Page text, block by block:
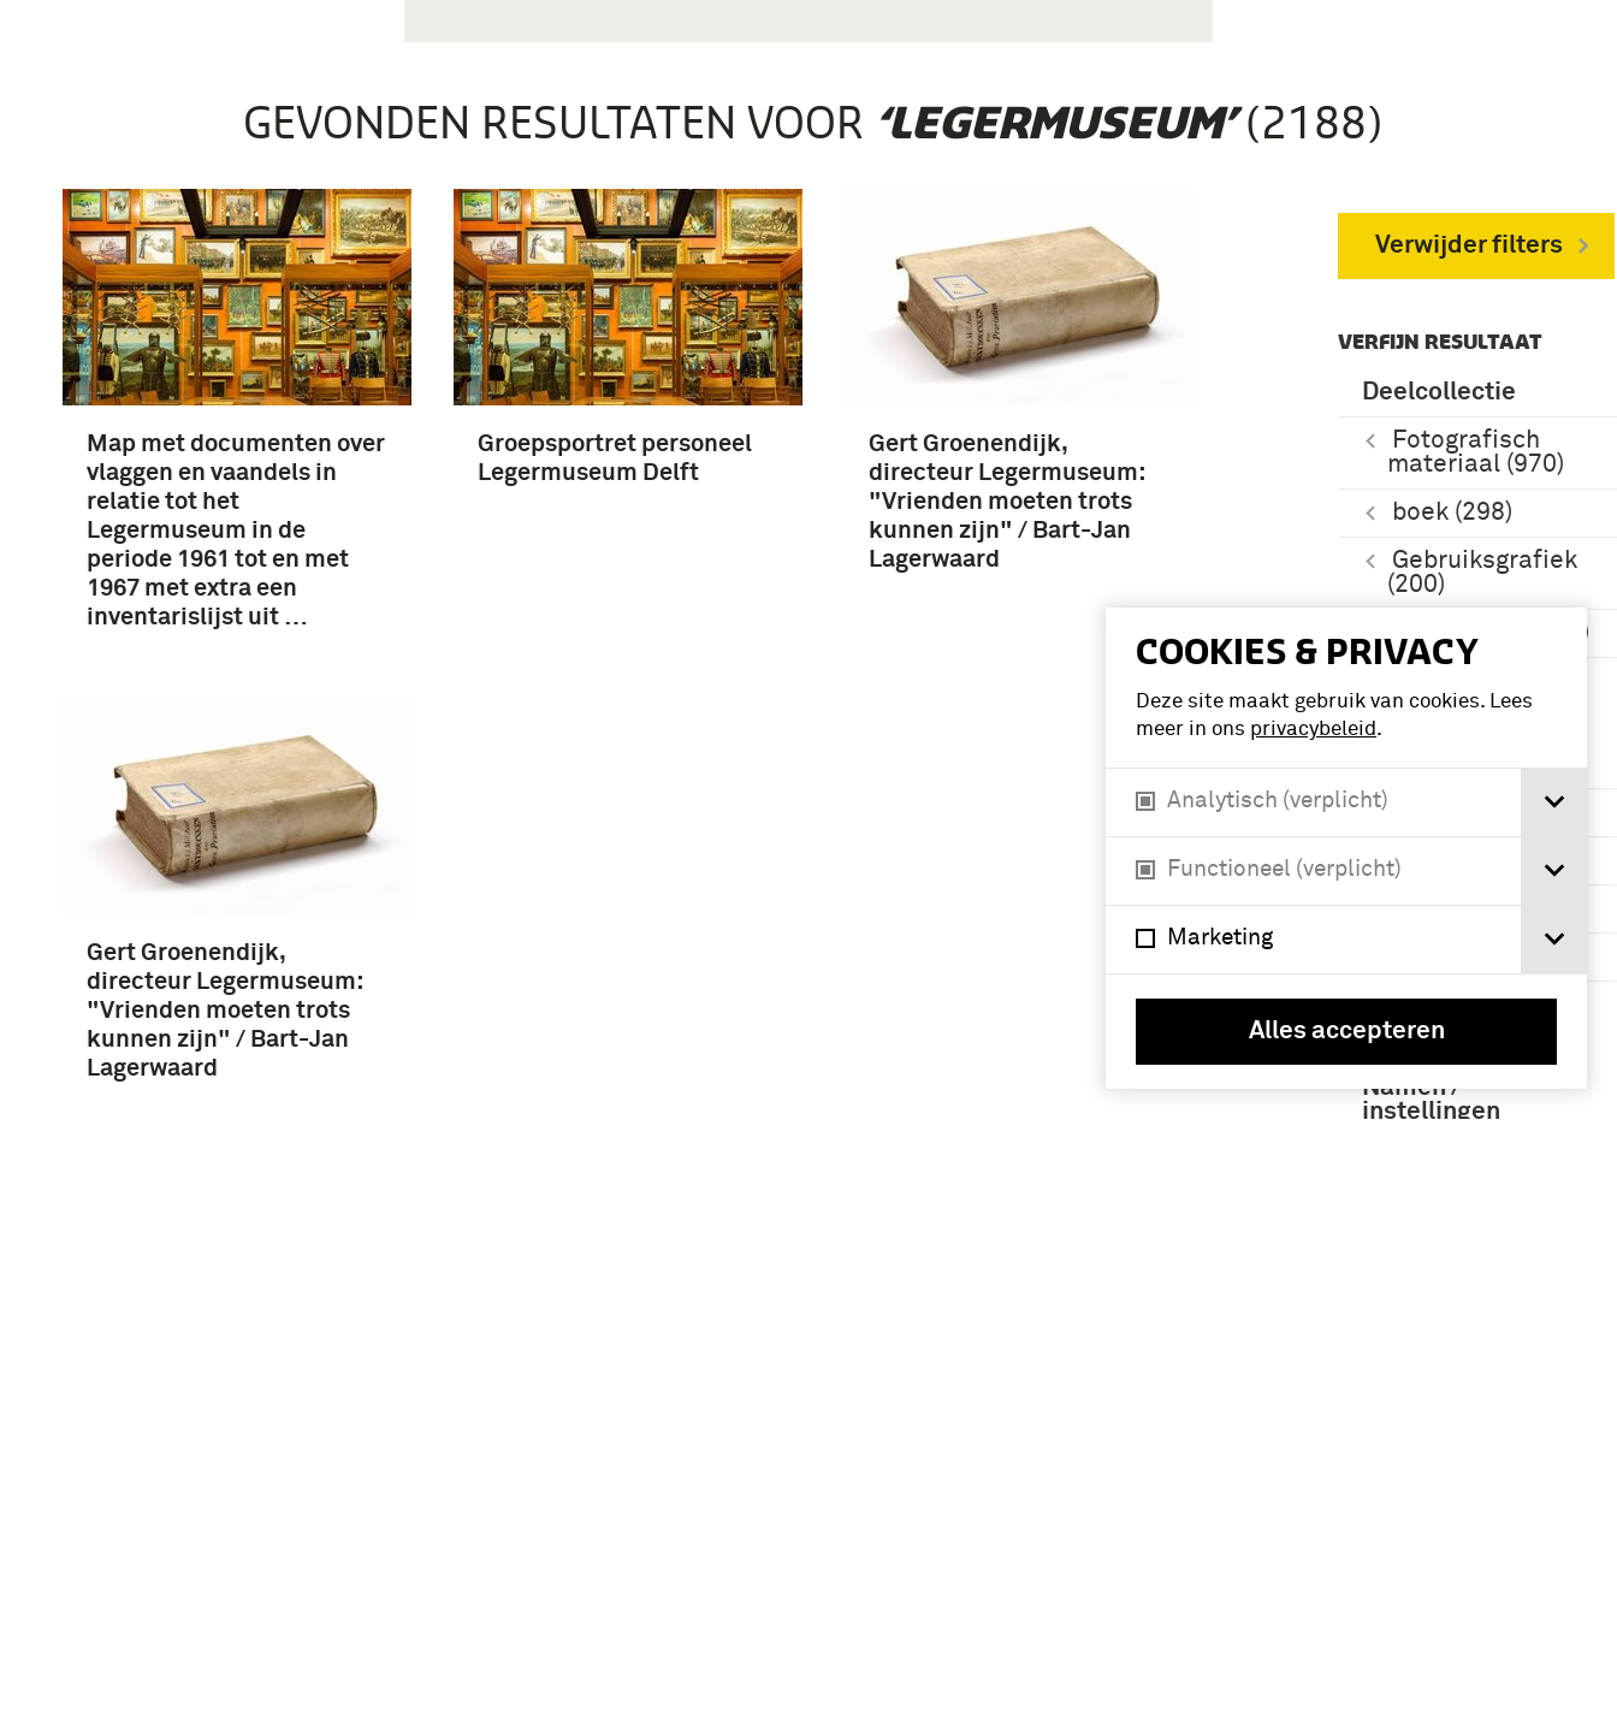
COOKIES & PRIVACY
Deze site maakt gebruik van cookies. Lees
meer in ons privacybeleid.
Analytisch (verplicht)
Functioneel (verplicht)
Marketing
Alles accepteren
GEVONDEN RESULTATEN VOOR ‘LEGERMUSEUM’(2188)
Verwijder filters
VERFIJN RESULTAAT
Deelcollectie
Fotografisch
materiaal (970)
boek (298)
Gebruiksgrafiek
(200)
museumgids (83)
Periode
chronologie (90)
1951-2000 (88)
1901-1950 (41)
Meer
Namen /
instellingen
Map met documenten over
vlaggen en vaandels in
relatie tot het
Legermuseum in de
periode 1961 tot en met
1967 met extra een
inventarislijst uit …
Gert Groenendijk,
directeur Legermuseum:
"Vrienden moeten trots
kunnen zijn" / Bart-Jan
Lagerwaard
Groepsportret personeel
Legermuseum Delft
Gert Groenendijk,
directeur Legermuseum:
"Vrienden moeten trots
kunnen zijn" / Bart-Jan
Lagerwaard